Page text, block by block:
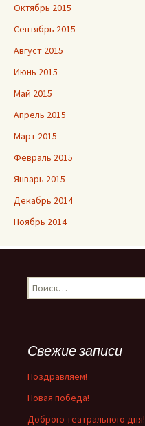
Октябрь 2015
Сентябрь 2015
Август 2015
Июнь 2015
Май 2015
Апрель 2015
Март 2015
Февраль 2015
Январь 2015
Декабрь 2014
Ноябрь 2014
Найти:
Свежие записи
Поздравляем!
Новая победа!
Доброго театрального дня!